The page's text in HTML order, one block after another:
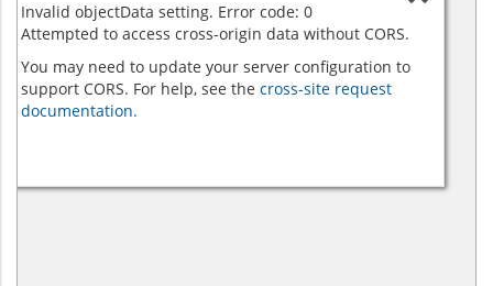
Invalid objectData setting. Error code: 0
Attempted to access cross-origin data without CORS.
You may need to update your server configuration to
support CORS. For help, see the cross-site request
documentation.